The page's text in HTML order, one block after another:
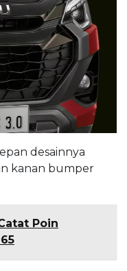
desainnya
kanan bumper
Poin